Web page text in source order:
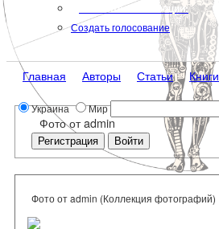
Дополнительные опции:
Создать голосование
Украина Мир
Главная Авторы Статьи Книги
Фото от admin
Регистрация Войти
Фото от admin (Коллекция фотографий)